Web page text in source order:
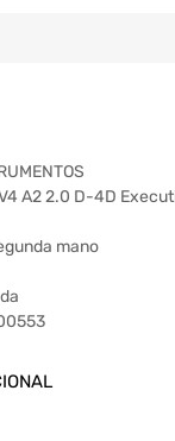
A2 2.0 D-4D
mano